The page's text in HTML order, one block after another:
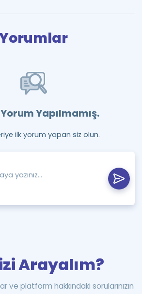
Yapılmamış.
ilk yorum yapan siz olun.
Arayalım?
ve platform hakkındaki sorularınızın